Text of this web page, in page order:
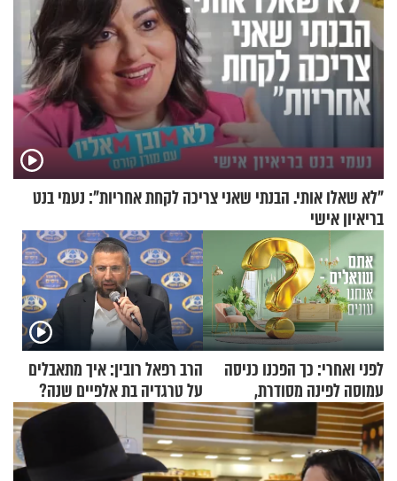
"לא שאלו אותי. הבנתי שאני צריכה לקחת אחריות": נעמי בנט
בריאיון אישי
לפני ואחרי: כך הפכנו כניסה
עמוסה לפינה מסודרת,
שימושית ומזמינה
הרב רפאל רובין: איך מתאבלים
על טרגדיה בת אלפיים שנה?